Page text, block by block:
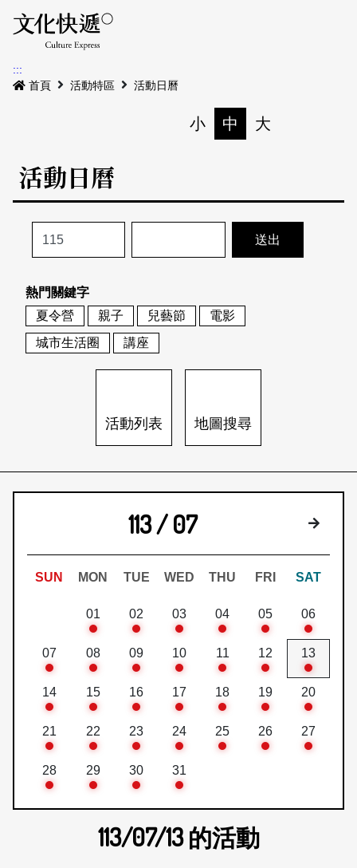
最新公告
本期專題
歷史專題
活動特區
活動列表
地圖搜尋
關於我們
關於我們
刊物索取地點
會員基本資料
刊登活動
網站導覽 English
日本語 登入/註冊
:::
首頁
活動特區 活動日曆
小 中 大
活動日曆
熱門關鍵字
夏令營
親子 兒藝節
電影
城市生活圈
講座
活動列表 地圖搜尋
113 / 07 下個月
SUN MON TUE WED THU FRI SAT
01 02 03 04 05 06
07 08 09 10 11 12 13
14 15 16 17 18 19 20
21 22 23 24 25 26 27
28 29 30 31
113/07/13的活動